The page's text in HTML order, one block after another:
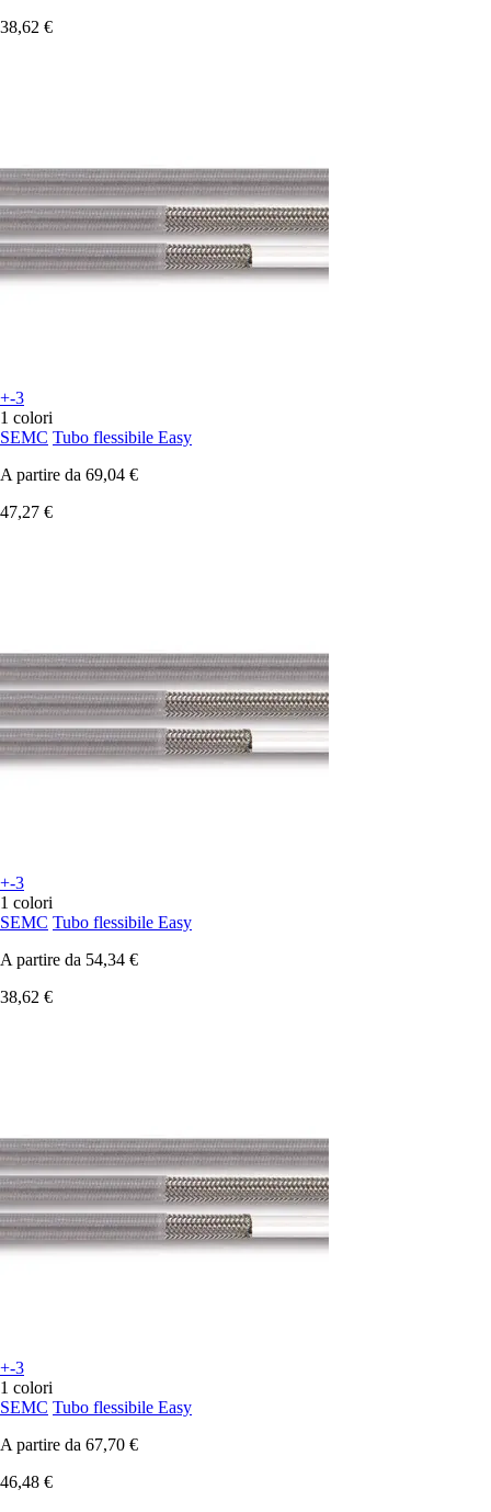
38,62 €
+-3
1 colori
SEMC Tubo flessibile Easy
A partire da 69,04 €
47,27 €
+-3
1 colori
SEMC Tubo flessibile Easy
A partire da 54,34 €
38,62 €
+-3
1 colori
SEMC Tubo flessibile Easy
A partire da 67,70 €
46,48 €